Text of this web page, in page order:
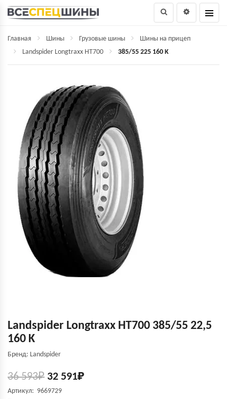
Главная Шины Грузовые шины
Шины на прицеп
Landspider Longtraxx HT700
385/55 225 160 K
Landspider Longtraxx HT700 385/55 22,5
160 K
Бренд: Landspider
36 593₽ 32 591₽
Артикул: 9669729